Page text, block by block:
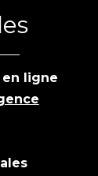
ligne